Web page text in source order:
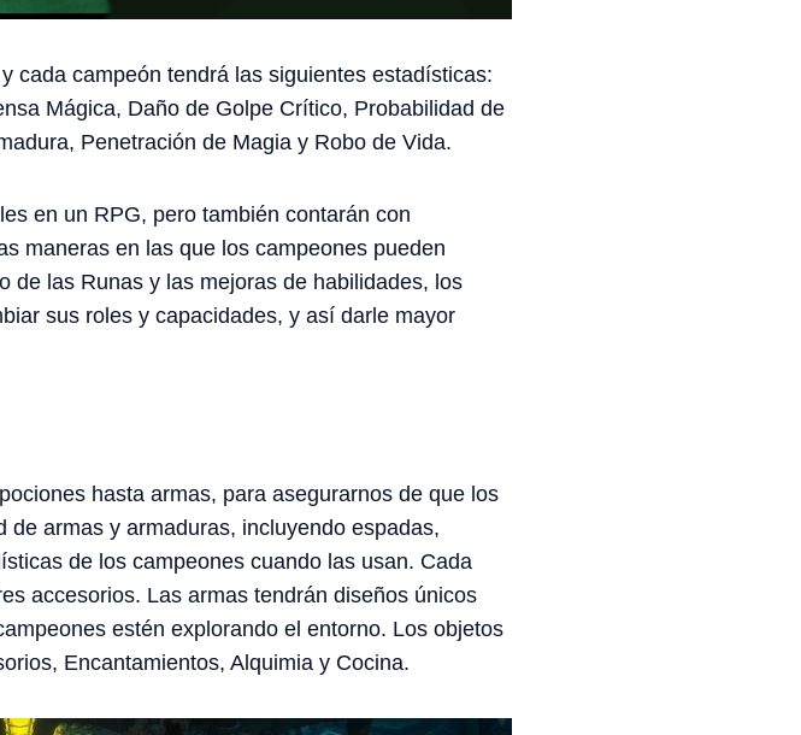
cada campeón tendrá las siguientes estadísticas:
Mágica, Daño de Golpe Crítico, Probabilidad de
Penetración de Magia y Robo de Vida.
en un RPG, pero también contarán con
maneras en las que los campeones pueden
de las Runas y las mejoras de habilidades, los
sus roles y capacidades, y así darle mayor
hasta armas, para asegurarnos de que los
armas y armaduras, incluyendo espadas,
de los campeones cuando las usan. Cada
accesorios. Las armas tendrán diseños únicos
estén explorando el entorno. Los objetos
Encantamientos, Alquimia y Cocina.